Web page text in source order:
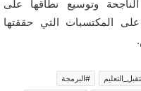
وتوسيع نطاقها على
المكتسبات التي حققتها
#البرمجة